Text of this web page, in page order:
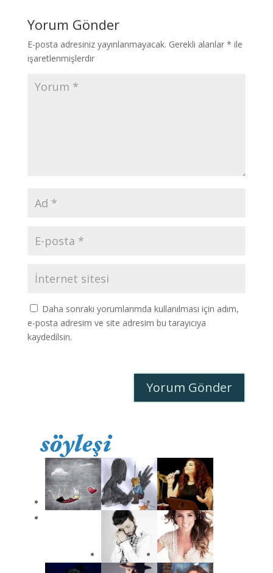
Yorum Gönder
E-posta adresiniz yayınlanmayacak. Gerekli alanlar * ile
işaretlenmişlerdir
Daha sonraki yorumlarımda kullanılması için adım,
e-posta adresim ve site adresim bu tarayıcıya
kaydedilsin.